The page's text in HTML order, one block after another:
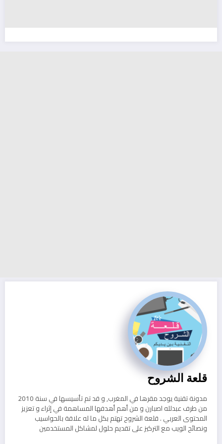
قلعة الشروح
مدونة تقنية يوجد مقرها في المغرب, و قد تم تأسيسها في سنة 2010
من طرف عبدلله اصبارن و من أهم أهدفها المساهمة في إثراء و تعزيز
المحتوى العربي . قلعة الشروح تهتم بكل ما له علاقة بالحواسيب
ونصائح الويب مع التركيز على تقديم حلول لمشاكل المستخدمين